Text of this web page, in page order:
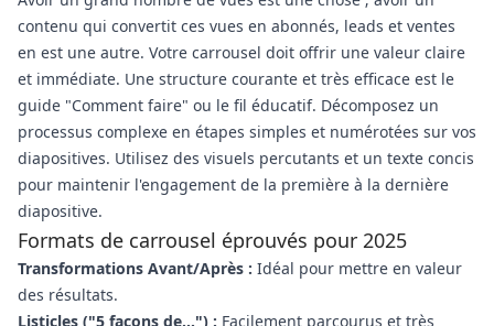
contenu qui convertit ces vues en abonnés, leads et ventes
en est une autre. Votre carrousel doit offrir une valeur claire
et immédiate. Une structure courante et très efficace est le
guide "Comment faire" ou le fil éducatif. Décomposez un
processus complexe en étapes simples et numérotées sur vos
diapositives. Utilisez des visuels percutants et un texte concis
pour maintenir l'engagement de la première à la dernière
diapositive.
Formats de carrousel éprouvés pour 2025
Transformations Avant/Après : Idéal pour mettre en valeur
des résultats.
Listicles ("5 façons de...") : Facilement parcourus et très